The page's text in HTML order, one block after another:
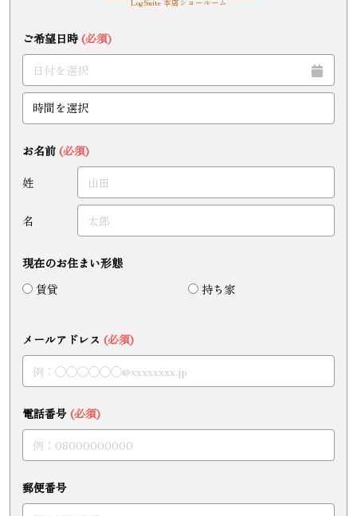
LogSuite 本店ショールーム
ご希望日時 (必須)
お名前 (必須)
姓
名
現在のお住まい形態
賃貸
持ち家
メールアドレス (必須)
電話番号 (必須)
郵便番号